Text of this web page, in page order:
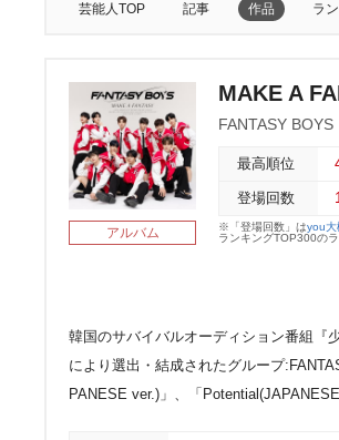
芸能人TOP 記事 作品 ラ
アルバム
MAKE A
FANTASY BOYS
最高順位
登場回数
※「登場回数」はyou大
ランキングTOP300の
韓国のサバイバルオーディション番組『
により選出・結成されたグループ
PANESE ver.)」、「